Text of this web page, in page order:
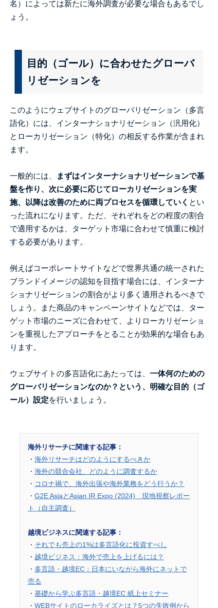
名）によっては新たに海外調査が必要な場合もあるでし
ょう。
目的（ゴール）に合わせたグローバ
リゼーションを
このようにウェブサイトのグローバリゼーション（多言
語化）には、インターナショナリゼーション（汎用化）
とローカリゼーション（特化）の相反する作業が含まれ
ます。
一般的には、
まずはインターナショナリゼーションで基
盤を作り、次に必要に応じてローカリゼーションを実
施、以降は改善のために両プロセスを循環していく とい
った流れになります。ただ、それぞれをどの程度の割合
で適用するかは、ターゲット市場に合わせて慎重に検討
する必要があります。
例えばコーポレートサイトなどで世界共通の統一された
ブランドイメージの認知を目指す場合には、インターナ
ショナリゼーションの割合がより多く適用されるべきで
しょう。また商品のキャンペーンサイトなどでは、ター
ゲット市場のニーズに合わせて、よりローカリゼーショ
ンを重視したアプローチをとることが効果的な場合もあ
ります。
ウェブサイトの多言語化にあたっては、 一体何のための
グローバリゼーションなのか？という、明確な目的（ゴ
ール）設定を行いましょう。
海外リサーチに関連する記事：
・ 海外リサーチはどのようにするべきか
・ 海外の競合会社、どのように調査するか
・ コロナ禍で、海外出張や海外業務をどう行うか？
・ G2E AsiaとAsian IR Expo (2024) 現地視察レポー
ト（自主調査）
越境ビジネスに関連する記事：
・ それでも売上の1%は多言語化に投資すべし
・ 越境ビジネス：海外で売上を上げるには？
・ 多言語・越境EC：日本にいながら海外にネットで
売る
・ 基礎から学ぶ多言語・越境EC 紙上セミナー
・ WEBサイトのローカライズとは？5つの失敗例から